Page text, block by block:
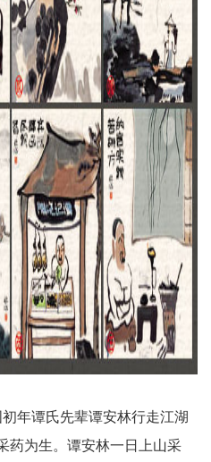
年谭氏先辈谭安林行走江湖
药为生。谭安林一日上山采